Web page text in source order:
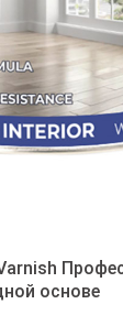
основе